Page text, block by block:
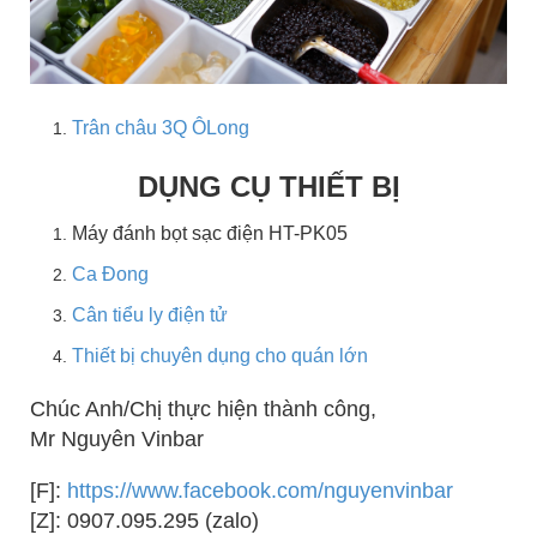
Trân châu 3Q ÔLong
DỤNG CỤ THIẾT BỊ
Máy đánh bọt sạc điện HT-PK05
Ca Đong
Cân tiểu ly điện tử
Thiết bị chuyên dụng cho quán lớn
Chúc Anh/Chị thực hiện thành công,
Mr Nguyên Vinbar
[F]: https://www.facebook.com/nguyenvinbar
[Z]: 0907.095.295 (zalo)